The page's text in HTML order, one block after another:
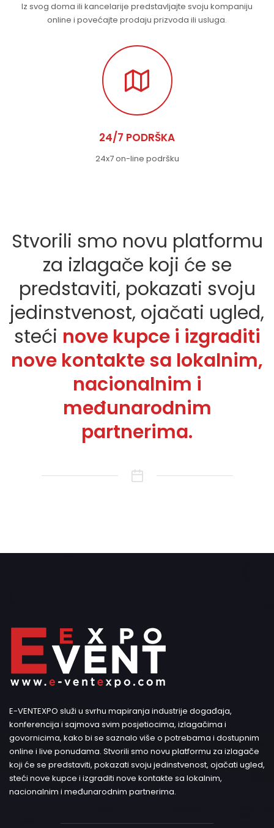
Iz svog doma ili kancelarije predstavljajte svoju kompaniju
online i povećajte prodaju prizvoda ili usluga.
24/7 PODRŠKA
24x7 on-line podršku
Stvorili smo novu platformu
za izlagače koji će se
predstaviti, pokazati svoju
jedinstvenost, ojačati ugled,
steći nove kupce i izgraditi
nove kontakte sa lokalnim,
nacionalnim i
međunarodnim
partnerima.
E-VENTEXPO služi u svrhu mapiranja industrije događaja,
konferencija i sajmova svim posjetiocima, izlagačima i
govornicima, kako bi se saznalo više o potrebama i dostupnim
online i live ponudama. Stvorili smo novu platformu za izlagače
koji će se predstaviti, pokazati svoju jedinstvenost, ojačati ugled,
steći nove kupce i izgraditi nove kontakte sa lokalnim,
nacionalnim i međunarodnim partnerima.